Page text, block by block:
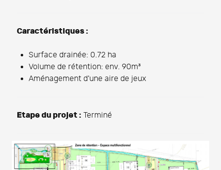
Caractéristiques :
Surface drainée: 0.72 ha
Volume de rétention: env. 90m³
Aménagement d'une aire de jeux
Etape du projet : Terminé